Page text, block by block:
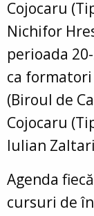
Cojocaru
Nichifor
perioada
ca formatori
(Biroul de
Cojocaru
Iulian
Agenda
cursuri de